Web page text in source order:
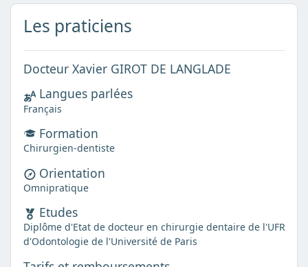
Les praticiens
Docteur Xavier GIROT DE LANGLADE
Langues parlées
Français
Formation
Chirurgien-dentiste
Orientation
Omnipratique
Etudes
Diplôme d'Etat de docteur en chirurgie dentaire de l'UFR
d'Odontologie de l'Université de Paris